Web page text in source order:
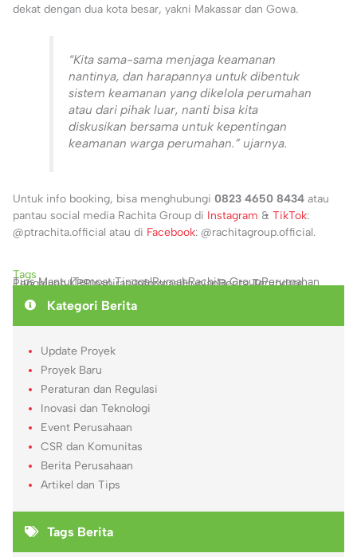
dekat dengan dua kota besar, yakni Makassar dan Gowa.
“Kita sama-sama menjaga keamanan
nantinya, dan harapannya untuk dibentuk
sistem keamanan yang dikelola perumahan
atau dari pihak luar, nanti bisa kita
diskusikan bersama untuk kepentingan
keamanan warga perumahan.” ujarnya.
Untuk info booking, bisa menghubungi 0823 4650 8434 atau
pantau social media Rachita Group di Instagram & TikTok:
@ptrachita.official atau di Facebook: @rachitagroup.official.
Tags
Tips MantulTempat TinggalRumahRachita GroupPerumahan
Pengajuan KPRInspirasiInformasiHunianBerita Terupdate
Kategori Berita
Update Proyek
Proyek Baru
Peraturan dan Regulasi
Inovasi dan Teknologi
Event Perusahaan
CSR dan Komunitas
Berita Perusahaan
Artikel dan Tips
Tags Berita